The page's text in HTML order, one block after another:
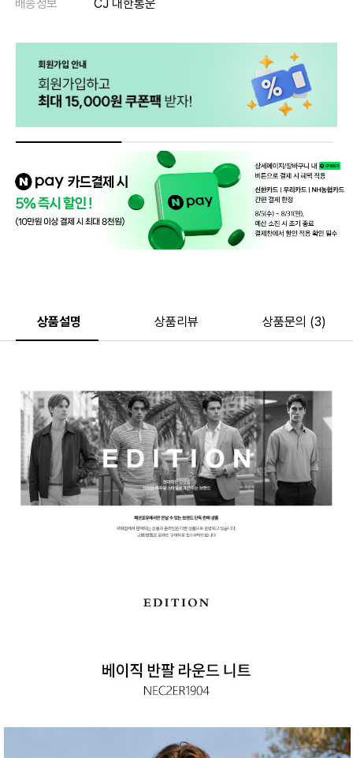
배송정보
CJ 대한통운
상품설명 상품리뷰 상품문의 (3)